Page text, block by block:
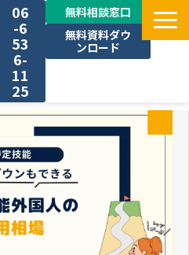
06
-6
53
6-
11
25
無料相談窓口
無料資料ダウ
ンロード